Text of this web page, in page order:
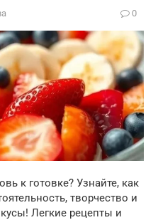
0
к готовке? Узнайте, как
творчество и
Легкие рецепты и